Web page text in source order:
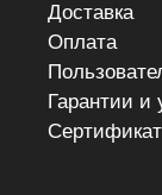
Доставка
Оплата
Гарантии и